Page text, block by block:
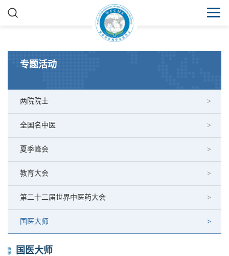
专题活动
两院院士
全国名中医
夏季峰会
教育大会
第二十二届世界中医药大会
国医大师
国医大师